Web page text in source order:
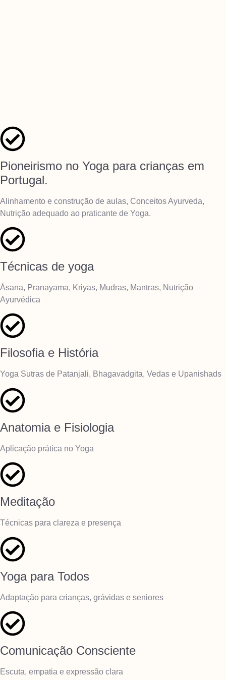
Pioneirismo no Yoga para crianças em
Portugal.
Alinhamento e construção de aulas, Conceitos Ayurveda,
Nutrição adequado ao praticante de Yoga.
Técnicas de yoga
Ásana, Pranayama, Kriyas, Mudras, Mantras, Nutrição
Ayurvédica
Filosofia e História
Yoga Sutras de Patanjali, Bhagavadgita, Vedas e Upanishads
Anatomia e Fisiologia
Aplicação prática no Yoga
Meditação
Técnicas para clareza e presença
Yoga para Todos
Adaptação para crianças, grávidas e seniores
Comunicação Consciente
Escuta, empatia e expressão clara